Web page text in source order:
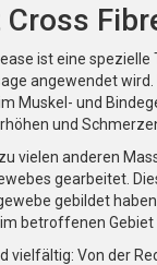
ist eine spezielle
angewendet
Muskel- und
und
vielen anderen
gearbeitet.
gebildet
betroffenen Gebiet
vielfältig: Von der